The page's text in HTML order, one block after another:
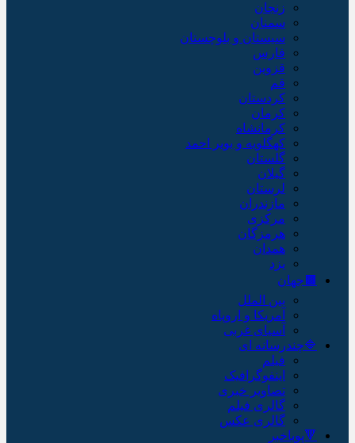
زنجان
سمنان
سیستان و بلوچستان
فارس
قزوین
قم
کردستان
کرمان
کرمانشاه
کهگلویه و بویر احمد
گلستان
گیلان
لرستان
مازندران
مرکزی
هرمزگان
همدان
یزد
🟫جهان
بین الملل
آمریکا و اروپاه
آسیای غربی
🔷چندرسانه ای
فیلم
اینفوگرافیک
تصاویر خبری
گالری فیلم
گالری عکس
🔻پویاخبر